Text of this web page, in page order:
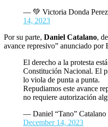
— 💚 Victoria Donda
14, 2023
Por su parte, Daniel Catalano,
avance represivo” anunciado por
El derecho a la protesta
Constitución Nacional. El
lo viola de punta a punta.
Repudiamos este avance
no requiere autorización
— Daniel “Tano” Catalano
December 14, 2023